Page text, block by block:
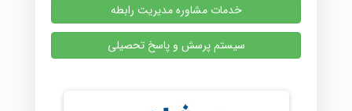
خدمات مشاوره مدیریت رابطه
سیستم پرسش و پاسخ تحصیلی